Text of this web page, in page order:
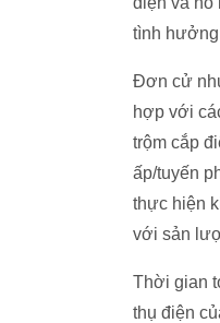
tình
Đơn cử
hợp với
trộm cắp
ấp/tuyến
thực hiện
với sản
Thời gian
thụ điện